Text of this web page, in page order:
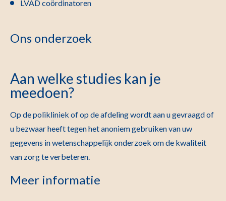
LVAD coördinatoren
Ons onderzoek
Aan welke studies kan je
meedoen?
Op de polikliniek of op de afdeling wordt aan u gevraagd of
u bezwaar heeft tegen het anoniem gebruiken van uw
gegevens in wetenschappelijk onderzoek om de kwaliteit
van zorg te verbeteren.
Meer informatie